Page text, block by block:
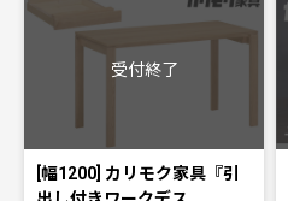
受付終了
[幅1200] カリモク家具『引